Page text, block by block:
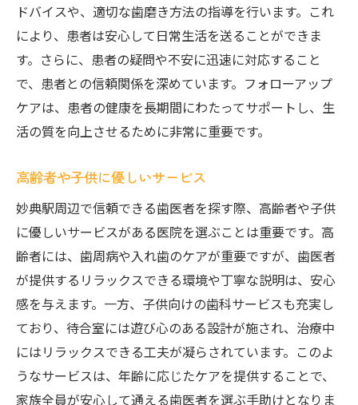
ドバイスや、適切な歯磨き方法の指導を行います。これ
により、患者は安心して日常生活を送ることができま
す。さらに、患者の疑問や不安に迅速に対応すること
で、患者との信頼関係を深めています。フォローアップ
ケアは、患者の健康を長期間にわたってサポートし、生
活の質を向上させるために非常に重要です。
高齢者や子供に優しいサービス
妙典駅周辺で信頼できる歯医者を探す際、高齢者や子供
に優しいサービスがある医院を選ぶことは重要です。高
齢者には、歯周病や入れ歯のケアが重要ですが、歯医者
が提供するリラックスできる環境や丁寧な説明は、安心
感を与えます。一方、子供向けの歯科サービスも充実し
ており、待合室には遊び心のある設計が施され、治療中
にはリラックスできる工夫が凝らされています。このよ
うなサービスは、年齢に応じたケアを提供することで、
家族全員が安心して通える歯医者を選ぶ手助けとなりま